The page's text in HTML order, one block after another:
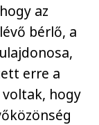
az
bérlő, a
erre a
hogy